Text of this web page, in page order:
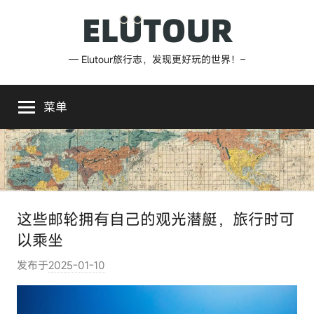
Elutour
旅
行
志
— Elutour旅行志，发现更好玩的世界！–
菜单
这些邮轮拥有自己的观光潜艇，旅行时可
以乘坐
发布于2025-01-10
者